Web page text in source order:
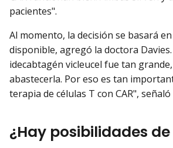
pacientes".
Al momento, la decisión se basará
disponible, agregó la doctora
idecabtagén vicleucel fue tan
abastecerla. Por eso es tan
terapia de células T con CAR",
¿Hay posibilidades